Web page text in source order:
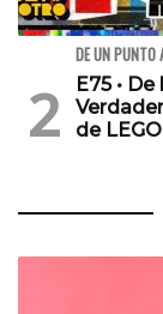
DE UN PUNTO
E75 •
de